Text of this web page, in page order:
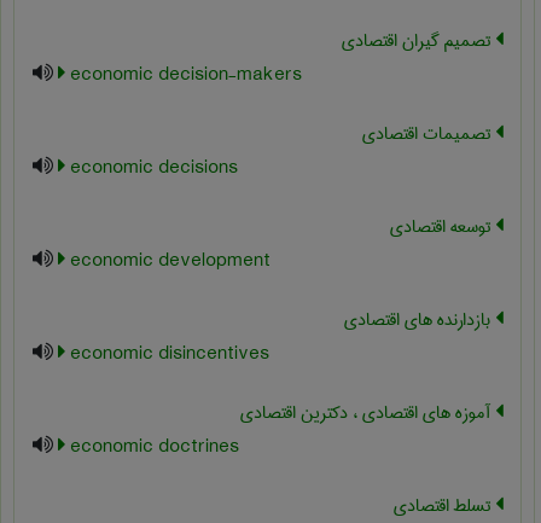
تصمیم گیران اقتصادی
economic decision-makers
تصمیمات اقتصادی
economic decisions
توسعه اقتصادی
economic development
بازدارنده های اقتصادی
economic disincentives
آموزه های اقتصادی ، دکترین اقتصادی
economic doctrines
تسلط اقتصادی